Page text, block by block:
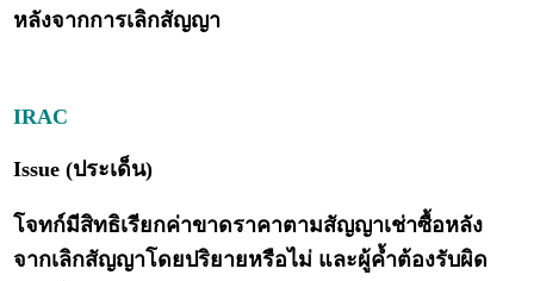
หลังจากการเลิกสัญญา
IRAC
Issue (ประเด็น)
โจทก์มีสิทธิเรียกค่าขาดราคาตามสัญญาเช่าซื้อหลัง
จากเลิกสัญญาโดยปริยายหรือไม่ และผู้ค้ำต้องรับผิด